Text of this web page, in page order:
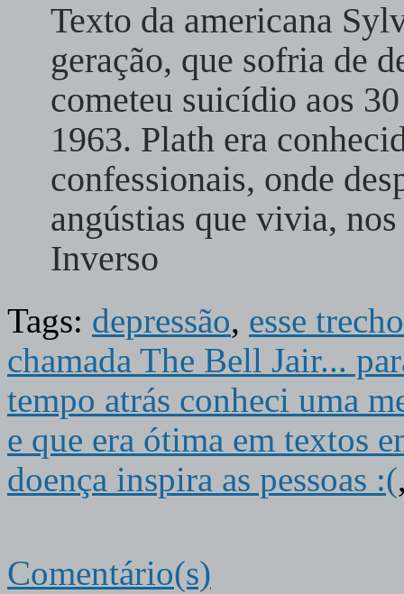
Texto da americana
geração, que sofria de
cometeu suicídio aos
1963. Plath era
confessionais, onde
angústias que vivia,
Inverso
Tags: depressão, esse
chamada The Bell Jair...
tempo atrás conheci uma
e que era ótima em textos
doença inspira as pessoas :(
Comentário(s)